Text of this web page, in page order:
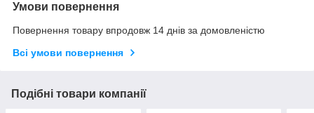
Умови повернення
Повернення товару впродовж 14 днів за домовленістю
Всі умови повернення
Подібні товари компанії